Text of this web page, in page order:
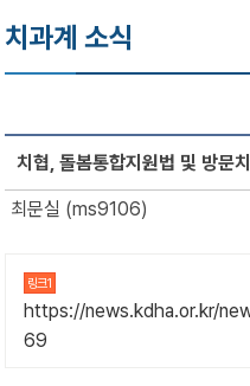
치과계 소식
치협, 돌봄통합지원법 및 방문
최문실 (ms9106)
링크1
https://news.kdha.or.kr/
69